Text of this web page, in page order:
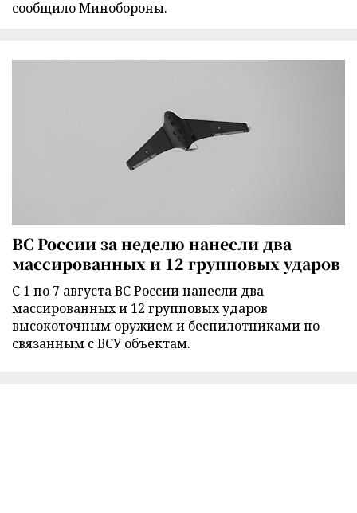
сообщило Минобороны.
ВС России за неделю нанесли два
массированных и 12 групповых ударов
С 1 по 7 августа ВС России нанесли два
массированных и 12 групповых ударов
высокоточным оружием и беспилотниками по
связанным с ВСУ объектам.